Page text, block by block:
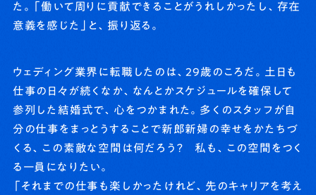
た。「働いて周りに貢献できることがうれしかったし、存在
意義を感じた」と、振り返る。
ウェディング業界に転職したのは、29歳のころだ。土日も
仕事の日々が続くなか、なんとかスケジュールを確保して
参列した結婚式で、心をつかまれた。多くのスタッフが自
分の仕事をまっとうすることで新郎新婦の幸せをかたちづ
くる、この素敵な空間は何だろう？ 私も、この空間をつく
る一員になりたい。
「それまでの仕事も楽しかったけれど、先のキャリアを考え